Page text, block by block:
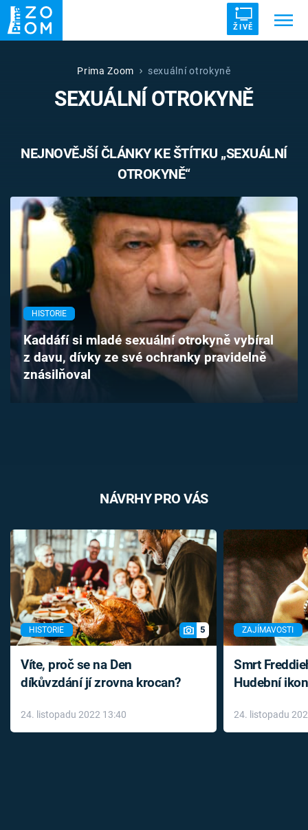
ŽIVĚ
ZRÁDCI UFO DRUHÁ SVĚTOVÁ VÁLKA
VETŘELCI DÁVNOVĚKU
Témata
Pořady
TV Program
Časopis
Sledujte prima+
Prima Zoom sexuální otrokyně
SEXUÁLNÍ OTROKYNĚ
NEJNOVĚJŠÍ ČLÁNKY KE ŠTÍTKU „SEXUÁLNÍ
OTROKYNĚ“
HISTORIE
Kaddáfí si mladé sexuální otrokyně vybíral
z davu, dívky ze své ochranky pravidelně
znásilňoval
NÁVRHY PRO VÁS
HISTORIE 5
Víte, proč se na Den
díkůvzdání jí zrovna krocan?
24. listopadu 2022 13:40
ZAJÍMAVOSTI
Smrt
Hudební
léky
24. listopadu